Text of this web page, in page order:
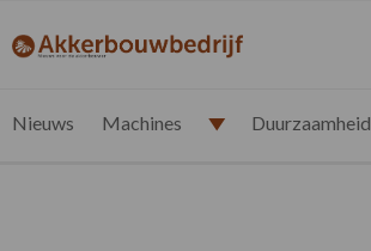
de
de
de
de
akkerbouwbedrijf.nl
Nieuws Machines Duurzaamheid